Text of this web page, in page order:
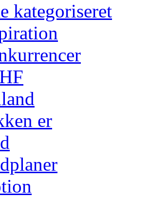
kategoriseret
er